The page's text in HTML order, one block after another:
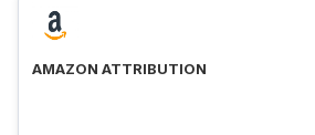
AMAZON ATTRIBUTION